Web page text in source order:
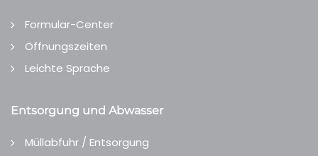
Formular-Center
Öffnungszeiten
Leichte Sprache
Entsorgung und Abwasser
Müllabfuhr / Entsorgung